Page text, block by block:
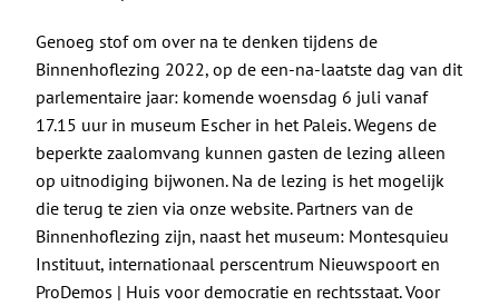
Genoeg stof om over na te denken tijdens de
Binnenhoflezing 2022, op de een-na-laatste dag van dit
parlementaire jaar: komende woensdag 6 juli vanaf
17.15 uur in museum Escher in het Paleis. Wegens de
beperkte zaalomvang kunnen gasten de lezing alleen
op uitnodiging bijwonen. Na de lezing is het mogelijk
die terug te zien via onze website. Partners van de
Binnenhoflezing zijn, naast het museum: Montesquieu
Instituut, internationaal perscentrum Nieuwspoort en
ProDemos | Huis voor democratie en rechtsstaat. Voor